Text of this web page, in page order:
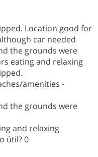
Location good for
car needed
the grounds were
eating and relaxing
amenities -
the grounds were
and relaxing
útil?0